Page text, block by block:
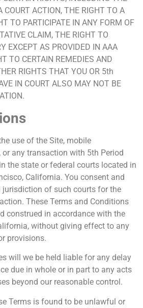
COURT ACTION, THE RIGHT TO A
TO PARTICIPATE IN ANY FORM OF
CLAIM, THE RIGHT TO
EXCEPT AS PROVIDED IN AAA
TO CERTAIN REMEDIES AND
RIGHTS THAT YOU OR 5th
IN COURT ALSO MAY NOT BE
use of the Site, mobile
any transaction with 5th Period
the state or federal courts located in
California. You consent and
jurisdiction of such courts for the
These Terms and Conditions
construed in accordance with the
without giving effect to any
provisions.
will we be held liable for any delay
due in whole or in part to any acts
beyond our reasonable control.
Terms is found to be unlawful or